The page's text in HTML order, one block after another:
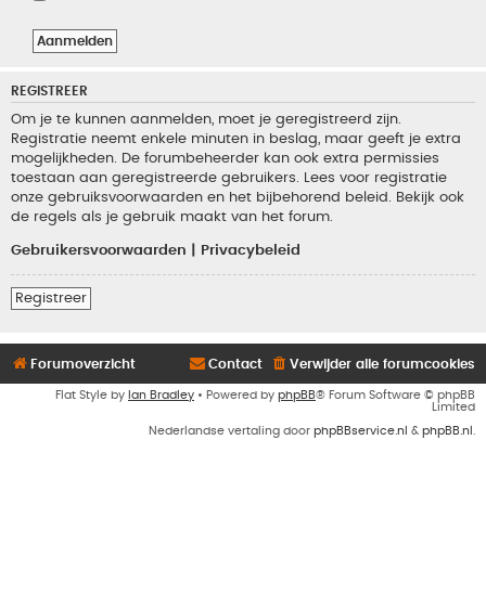
REGISTREER
Om je te kunnen aanmelden, moet je geregistreerd zijn.
Registratie neemt enkele minuten in beslag, maar geeft je extra
mogelijkheden. De forumbeheerder kan ook extra permissies
toestaan aan geregistreerde gebruikers. Lees voor registratie
onze gebruiksvoorwaarden en het bijbehorend beleid. Bekijk ook
de regels als je gebruik maakt van het forum.
Gebruikersvoorwaarden Privacybeleid
Registreer
Forumoverzicht Verwijder alle forumcookies
Contact
Flat Style by Ian Bradley • Powered by phpBB® Forum Software © phpBB
Limited
Nederlandse vertaling door phpBBservice.nl & phpBB.nl .